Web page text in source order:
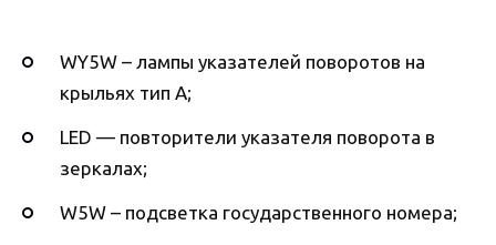
WY5W – лампы указателей поворотов на
крыльях тип А;
LED — повторители указателя поворота в
зеркалах;
W5W – подсветка государственного номера;